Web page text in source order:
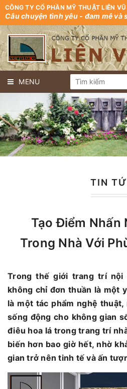
CÔNG TY CỔ PHẦN MỸ THUẬT LIÊN VŨ
Câu chuyện tình yêu - đam mê và
MENU
TIN
Tạo Điểm Nhấn
Trong Nhà Với
Trong thế giới trang trí nội
không chỉ đơn thuần là một
là một tác phẩm nghệ
sống động cho không gian
điêu hoa lá trong trang trí
biến hơn bao giờ hết, nhờ
gian trở nên tinh tế và ấn